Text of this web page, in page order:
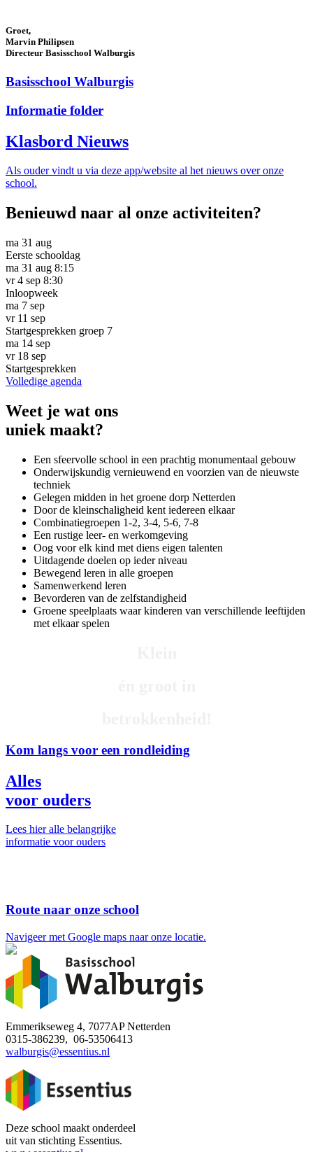
Groet,
Marvin Philipsen
Directeur Basisschool Walburgis
Basisschool Walburgis
Informatie folder
Klasbord Nieuws
Als ouder vindt u via deze app/website al het nieuws over onze
school.
Benieuwd naar al onze activiteiten?
ma 31 aug
Eerste schooldag
ma 31 aug 8:15
vr4 sep 8:30
Inloopweek
ma 7 sep
vr11 sep
Startgesprekken groep 7
ma 14 sep
vr18 sep
Startgesprekken
Volledige agenda
Weet je wat ons
uniek maakt?
Een sfeervolle school in een prachtig monumentaal gebouw
Onderwijskundig vernieuwend en voorzien van de nieuwste
techniek
Gelegen midden in het groene dorp Netterden
Door de kleinschaligheid kent iedereen elkaar
Combinatiegroepen 1-2, 3-4, 5-6, 7-8
Een rustige leer- en werkomgeving
Oog voor elk kind met diens eigen talenten
Uitdagende doelen op ieder niveau
Bewegend leren in alle groepen
Samenwerkend leren
Bevorderen van de zelfstandigheid
Groene speelplaats waar kinderen van verschillende leeftijden
met elkaar spelen
Kom langs voor een rondleiding
Alles
voor ouders
Lees hier alle belangrijke
informatie voor ouders
Route naar onze school
Navigeer met Google maps naar onze locatie.
Emmerikseweg 4, 7077AP Netterden
0315-386239, 06-53506413
walburgis@essentius.nl
Deze school maakt onderdeel
uit van stichting Essentius.